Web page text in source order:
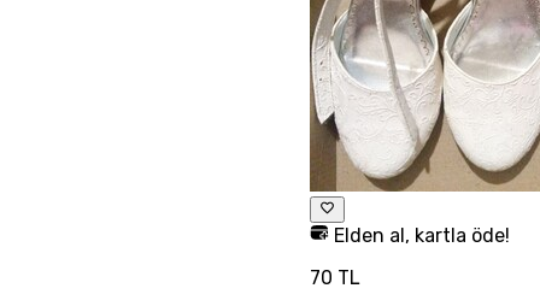
Elden al, kartla öde!
70 TL